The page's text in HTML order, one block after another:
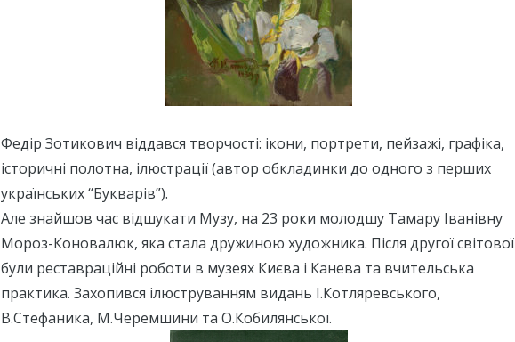
Федір Зотикович віддався творчості: ікони, портрети, пейзажі, графіка,
історичні полотна, ілюстрації (автор обкладинки до одного з перших
українських “Букварів”).
Але знайшов час відшукати Музу, на 23 роки молодшу Тамару Іванівну
Мороз-Коновалюк, яка стала дружиною художника. Після другої світової
були реставраційні роботи в музеях Києва і Канева та вчительська
практика. Захопився ілюструванням видань І.Котляревського,
В.Стефаника, М.Черемшини та О.Кобилянської.